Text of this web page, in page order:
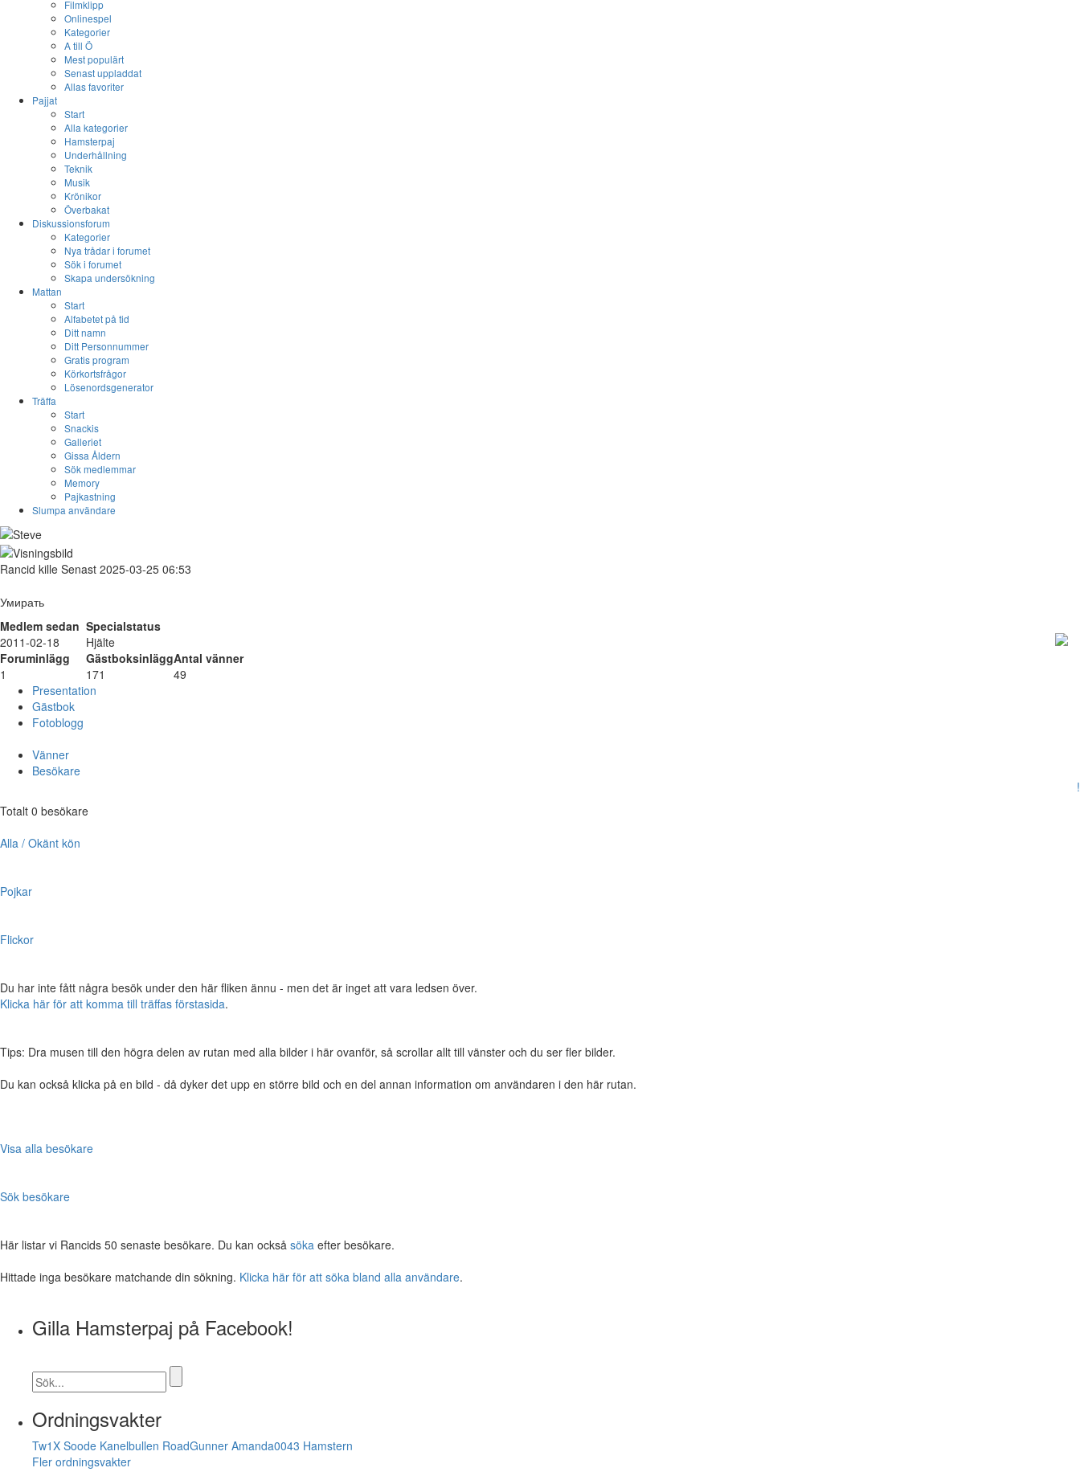
Filmklipp
Onlinespel
Kategorier
A till Ö
Mest populärt
Senast uppladdat
Allas favoriter
Pajjat
Start
Alla kategorier
Hamsterpaj
Underhållning
Teknik
Musik
Krönikor
Överbakat
Diskussionsforum
Kategorier
Nya trådar i forumet
Sök i forumet
Skapa undersökning
Mattan
Start
Alfabetet på tid
Ditt namn
Ditt Personnummer
Gratis program
Körkortsfrågor
Lösenordsgenerator
Träffa
Start
Snackis
Galleriet
Gissa Åldern
Sök medlemmar
Memory
Pajkastning
Slumpa användare
Rancid kille Senast 2025-03-25 06:53
Умирать
Medlem sedan Specialstatus
2011-02-18
Hjälte
Foruminlägg
GästboksinläggAntal vänner
1
171
49
Presentation
Gästbok
Fotoblogg
Vänner
Besökare
!
Totalt 0 besökare
Alla / Okänt kön
Pojkar
Flickor
Du har inte fått några besök under den här fliken ännu - men det är inget att vara ledsen över.
Klicka här för att komma till träffas förstasida.
Tips: Dra musen till den högra delen av rutan med alla bilder i här ovanför, så scrollar allt till vänster och du ser fler bilder.
Du kan också klicka på en bild - då dyker det upp en större bild och en del annan information om användaren i den här rutan.
Visa alla besökare
Sök besökare
Här listar vi Rancids 50 senaste besökare. Du kan också söka efter besökare.
Hittade inga besökare matchande din sökning. Klicka här för att söka bland alla användare.
Gilla Hamsterpaj på Facebook!
Ordningsvakter
Tw1X Soode Kanelbullen RoadGunner Amanda0043 Hamstern
Fler ordningsvakter